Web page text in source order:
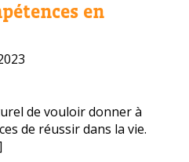
en
de vouloir donner à
de réussir dans la vie.